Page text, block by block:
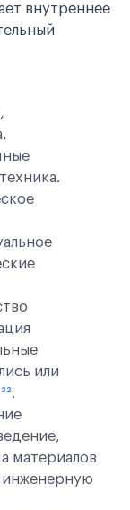
внутреннее
или
³².
материалов
инженерную